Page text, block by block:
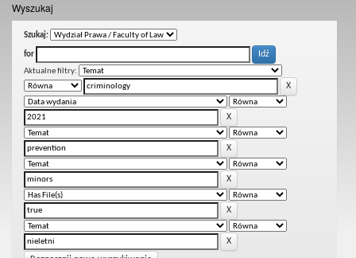
Wyszukaj
Szukaj:
for
Aktualne filtry: